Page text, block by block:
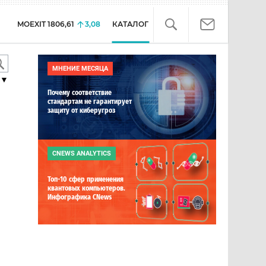
MOEXIT 1806,61 3,08 КАТАЛОГ
МНЕНИЕ МЕСЯЦА
Почему соответствие
стандартам не гарантирует
защиту от киберугроз
CNEWS ANALYTICS
Топ-10 сфер применения
квантовых компьютеров.
Инфографика CNews